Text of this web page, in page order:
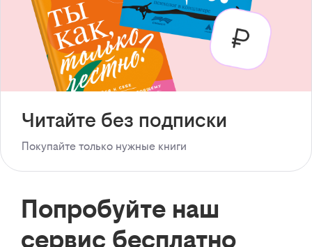
Читайте без подписки
Покупайте только нужные книги
Попробуйте наш
сервис бесплатно